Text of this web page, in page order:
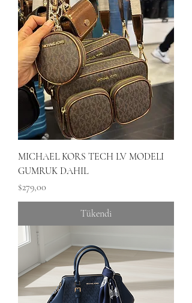
MICHAEL KORS TECH LV MODELI
GUMRUK DAHIL
Fiyat
$279,00
Tükendi